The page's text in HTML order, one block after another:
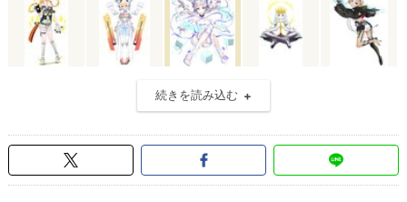
続きを読み込む